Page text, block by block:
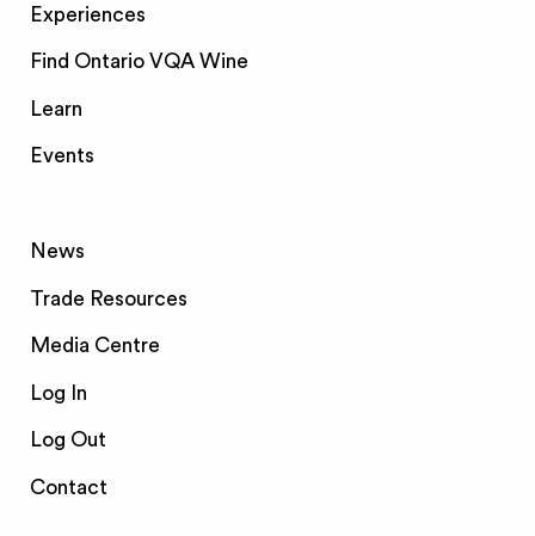
Experiences
Find Ontario VQA Wine
Learn
Events
News
Trade Resources
Media Centre
Log In
Log Out
Contact